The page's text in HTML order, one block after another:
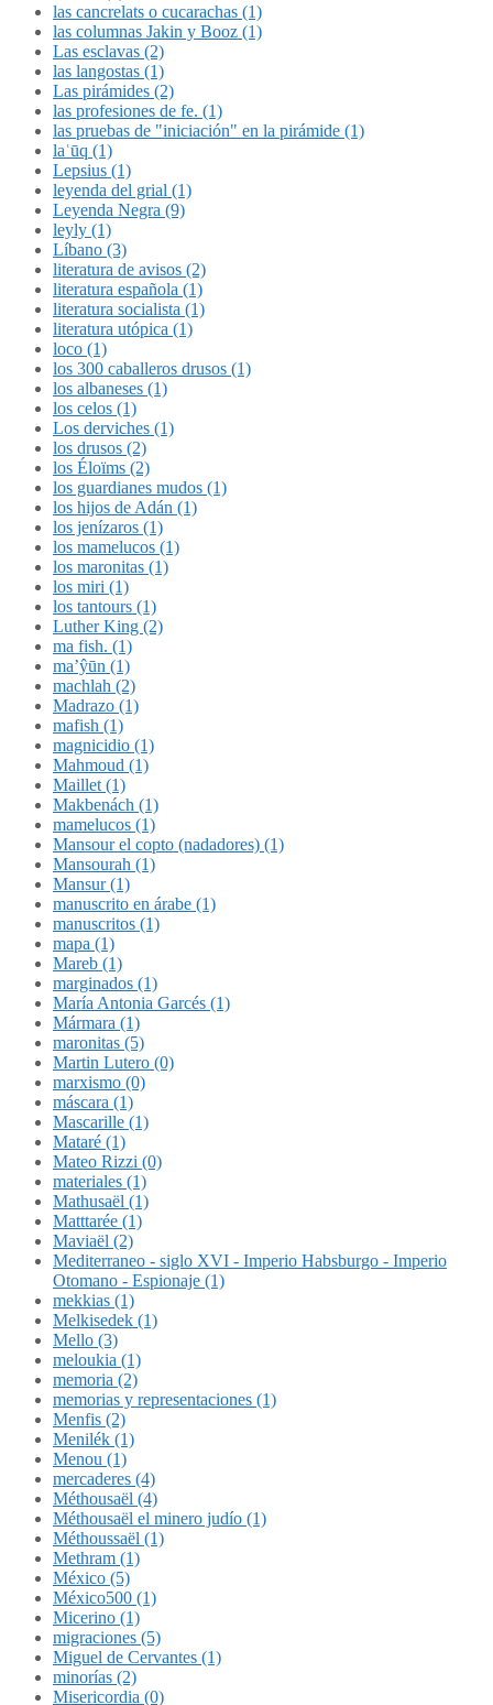
las cancrelats o cucarachas (1)
las columnas Jakin y Booz (1)
Las esclavas (2)
las langostas (1)
Las pirámides (2)
las profesiones de fe. (1)
las pruebas de "iniciación" en la pirámide (1)
laʿūq (1)
Lepsius (1)
leyenda del grial (1)
Leyenda Negra (9)
leyly (1)
Líbano (3)
literatura de avisos (2)
literatura española (1)
literatura socialista (1)
literatura utópica (1)
loco (1)
los 300 caballeros drusos (1)
los albaneses (1)
los celos (1)
Los derviches (1)
los drusos (2)
los Éloïms (2)
los guardianes mudos (1)
los hijos de Adán (1)
los jenízaros (1)
los mamelucos (1)
los maronitas (1)
los miri (1)
los tantours (1)
Luther King (2)
ma fish. (1)
ma’ŷūn (1)
machlah (2)
Madrazo (1)
mafish (1)
magnicidio (1)
Mahmoud (1)
Maillet (1)
Makbenách (1)
mamelucos (1)
Mansour el copto (nadadores) (1)
Mansourah (1)
Mansur (1)
manuscrito en árabe (1)
manuscritos (1)
mapa (1)
Mareb (1)
marginados (1)
María Antonia Garcés (1)
Mármara (1)
maronitas (5)
Martin Lutero (0)
marxismo (0)
máscara (1)
Mascarille (1)
Mataré (1)
Mateo Rizzi (0)
materiales (1)
Mathusaël (1)
Matttarée (1)
Maviaël (2)
Mediterraneo - siglo XVI - Imperio Habsburgo - Imperio
Otomano - Espionaje (1)
mekkias (1)
Melkisedek (1)
Mello (3)
meloukia (1)
memoria (2)
memorias y representaciones (1)
Menfis (2)
Menilék (1)
Menou (1)
mercaderes (4)
Méthousaël (4)
Méthousaël el minero judío (1)
Méthoussaël (1)
Methram (1)
México (5)
México500 (1)
Micerino (1)
migraciones (5)
Miguel de Cervantes (1)
minorías (2)
Misericordia (0)